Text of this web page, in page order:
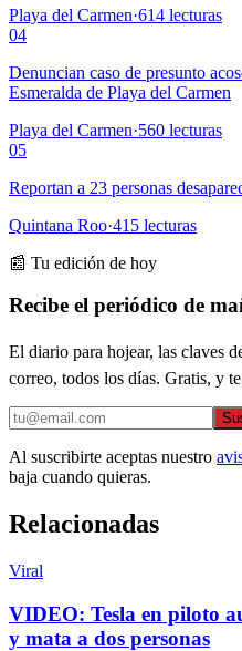
Playa del Carmen·614 lecturas
04
Denuncian caso de presunto
Esmeralda de Playa del Carmen
Playa del Carmen·560 lecturas
05
Reportan a 23 personas
Quintana Roo·415 lecturas
📰 Tu edición de hoy
Recibe el periódico de
El diario para hojear, las claves
correo, todos los días. Gratis, y
Al suscribirte aceptas nuestro
baja cuando quieras.
Relacionadas
Viral
VIDEO: Tesla en piloto
y mata a dos personas